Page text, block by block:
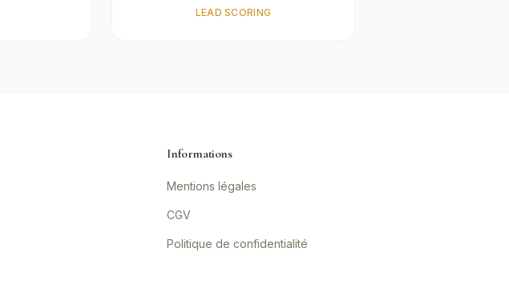
LEAD SCORING
Informations
Mentions légales
CGV
Politique de confidentialité